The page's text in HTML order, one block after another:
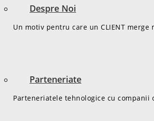
Despre Noi
Un motiv pentru care un CLIENT
Parteneriate
Parteneriatele tehnologice cu companii